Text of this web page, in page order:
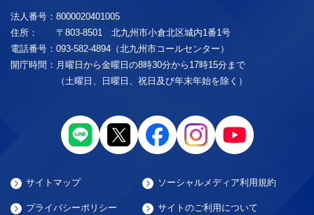
法人番号： 8000020401005
住所：
〒803-8501 北九州市小倉北区城内1番1号
電話番号： 093-582-4894（北九州市コールセンター）
開庁時間： 月曜日から金曜日の8時30分から17時15分まで
（土曜日、日曜日、祝日及び年末年始を除く）
サイトマップ ソーシャルメディア利用規約
プライバシーポリシー サイトのご利用について